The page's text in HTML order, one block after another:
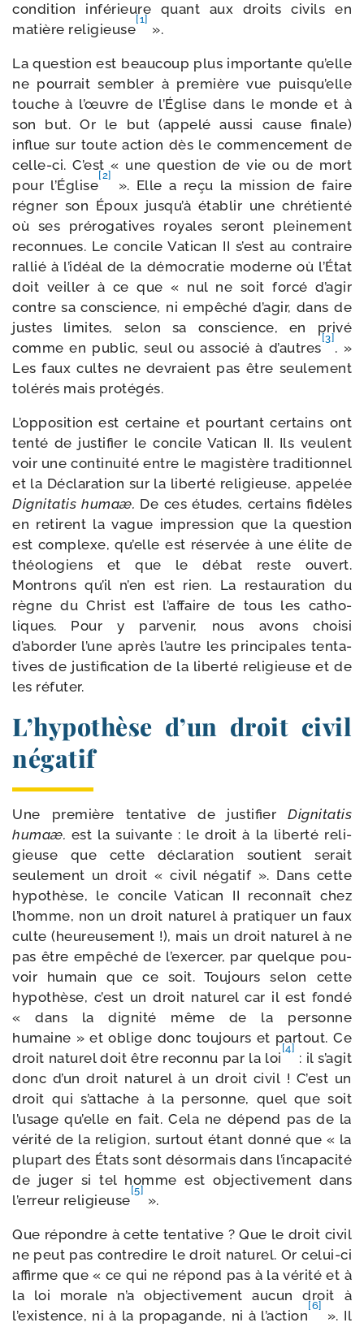
condi­tion infé­rieure quant aux droits civils en
matière reli­gieuse
[1]
».
La ques­tion est beau­coup plus impor­tante qu’elle
ne pour­rait sem­bler à pre­mière vue puisqu’elle
touche à l’œuvre de l’Église dans le monde et à
son but. Or le but (appe­lé aus­si cause finale)
influe sur toute action dès le com­men­ce­ment de
celle-​ci. C’est « une ques­tion de vie ou de mort
pour l’Église
[2]
». Elle a reçu la mis­sion de faire
régner son Époux jusqu’à éta­blir une chré­tien­té
où ses pré­ro­ga­tives royales seront plei­ne­ment
recon­nues. Le concile Vatican II s’est au contraire
ral­lié à l’idéal de la démo­cra­tie moderne où l’État
doit veiller à ce que « nul ne soit for­cé d’agir
contre sa conscience, ni empê­ché d’agir, dans de
justes limites, selon sa conscience, en pri­vé
comme en public, seul ou asso­cié à d’autres
[3]
. »
Les faux cultes ne devraient pas être seule­ment
tolé­rés mais protégés.
L’opposition est cer­taine et pour­tant cer­tains ont
ten­té de jus­ti­fier le concile Vatican II. Ils veulent
voir une conti­nui­té entre le magis­tère tra­di­tion­nel
et la Déclaration sur la liber­té reli­gieuse, appe­lée
Dignitatis humaæ. De ces études, cer­tains fidèles
en retirent la vague impres­sion que la ques­tion
est com­plexe, qu’elle est réser­vée à une élite de
théo­lo­giens et que le débat reste ouvert.
Montrons qu’il n’en est rien. La res­tau­ra­tion du
règne du Christ est l’affaire de tous les catho­
liques. Pour y par­ve­nir, nous avons choi­si
d’aborder l’une après l’autre les prin­ci­pales ten­ta­
tives de jus­ti­fi­ca­tion de la liber­té reli­gieuse et de
les réfuter.
L’hypothèse d’un droit civil
négatif
Une pre­mière ten­ta­tive de jus­ti­fier Dignitatis
humaæ. est la sui­vante : le droit à la liber­té reli­
gieuse que cette décla­ra­tion sou­tient serait
seule­ment un droit « civil néga­tif ». Dans cette
hypo­thèse, le concile Vatican II recon­naît chez
l’homme, non un droit natu­rel à pra­ti­quer un faux
culte (heu­reu­se­ment !), mais un droit natu­rel à ne
pas être empê­ché de l’exercer, par quelque pou­
voir humain que ce soit. Toujours selon cette
hypo­thèse, c’est un droit natu­rel car il est fon­dé
« dans la digni­té même de la per­sonne
humaine » et oblige donc tou­jours et par­tout. Ce
droit natu­rel doit être recon­nu par la loi
[4]
: il s’agit
donc d’un droit natu­rel à un droit civil ! C’est un
droit qui s’attache à la per­sonne, quel que soit
l’usage qu’elle en fait. Cela ne dépend pas de la
véri­té de la reli­gion, sur­tout étant don­né que « la
plu­part des États sont désor­mais dans l’incapacité
de juger si tel homme est objec­ti­ve­ment dans
l’erreur reli­gieuse
[5]
».
Que répondre à cette ten­ta­tive ? Que le droit civil
ne peut pas contre­dire le droit natu­rel. Or celui-​ci
affirme que « ce qui ne répond pas à la véri­té et à
la loi morale n’a objec­ti­ve­ment aucun droit à
l’existence, ni à la pro­pa­gande, ni à l’action
[6]
». Il